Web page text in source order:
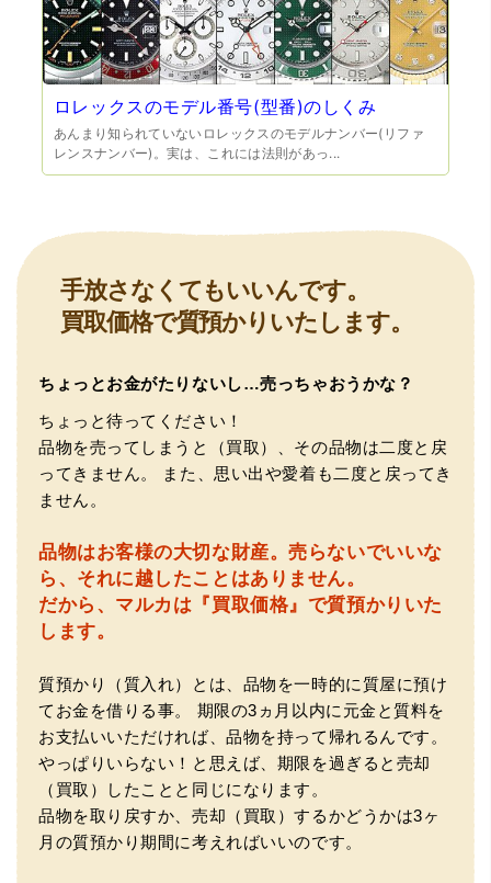
正直他店の倍以上で驚きました。また機会があれば利用し
（大阪府東大阪市）ネットを見て安心できるお店であると
感じて飛び込みで訪問。飛びこみにも関わらず、とても親
るお店でした。満足いく金額で買い取って頂きました。あ
りがとうございます。
（兵庫県神戸市）別のお店でメール査定した際の1.5倍の金
額を提示いただけたので即決しました。楽器も安心してお
任せできそうです!
ロレックスのモデル番号(型番)のしくみ
あんまり知られていないロレックスのモデルナンバー(リファ
レンスナンバー)。実は、これには法則があっ...
手放さなくてもいいんです。
買取価格で質預かりいたします。
ちょっとお金がたりないし…売っちゃおうかな？
ちょっと待ってください！
品物を売ってしまうと（買取）、その品物は二度と戻
ってきません。
また、思い出や愛着も二度と戻ってき
ません。
品物はお客様の大切な財産。売らないでいいな
ら、それに越したことはありません。
だから、マルカは『買取価格』で質預かりいた
します。
質預かり（質入れ）とは、品物を一時的に質屋に預け
てお金を借りる事。
期限の3ヵ月以内に元金と質料を
お支払いいただければ、品物を持って帰れるんです。
やっぱりいらない！と思えば、期限を過ぎると売却
（買取）したことと同じになります。
品物を取り戻すか、売却（買取）するかどうかは3ヶ
月の質預かり期間に考えればいいのです。